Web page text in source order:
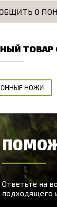
О
ТОВАР
НОЖИ
Ответьте на
подходящего